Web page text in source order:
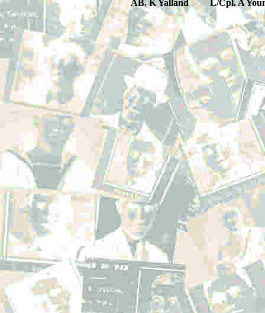
AB. K Yalland L/Cpl. A